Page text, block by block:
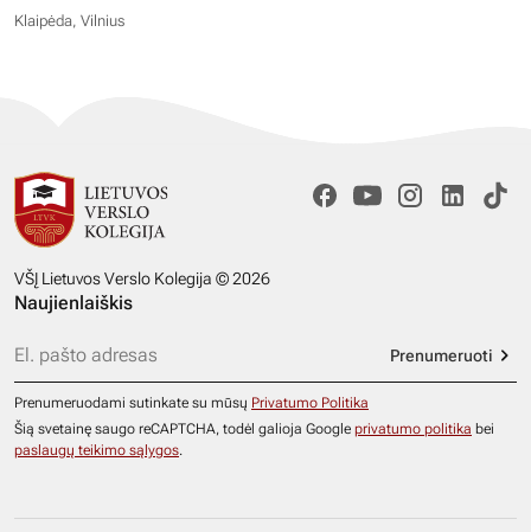
Klaipėda, Vilnius
VŠĮ Lietuvos Verslo Kolegija © 2026
Naujienlaiškis
Prenumeruoti
Prenumeruodami sutinkate su mūsų Privatumo Politika
Šią svetainę saugo reCAPTCHA, todėl galioja Google privatumo politika bei
paslaugų teikimo sąlygos.